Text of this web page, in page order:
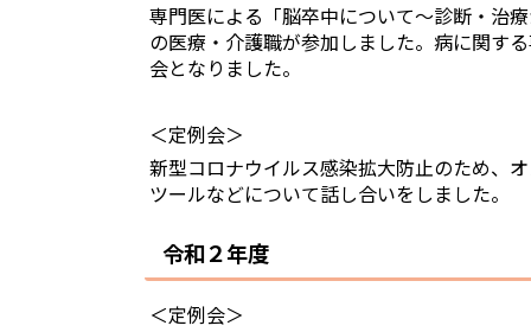
専門医による「脳卒中について～診断・治
の医療・介護職が参加しました。病に関す
会となりました。
＜定例会＞
新型コロナウイルス感染拡大防止のため、
ツールなどについて話し合いをしました。
令和２年度
＜定例会＞